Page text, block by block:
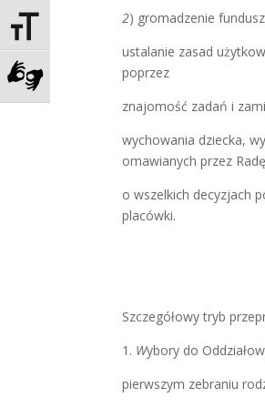
Toggle Font size
Zadzwoń do tłumacza języka
2) gromadzenie
ustalanie zasad
poprzez
znajomość zadań i
wychowania dziecka,
omawianych przez
o wszelkich decyzjach
placówki.
Szczegółowy tryb
1. Wybory do
pierwszym zebraniu